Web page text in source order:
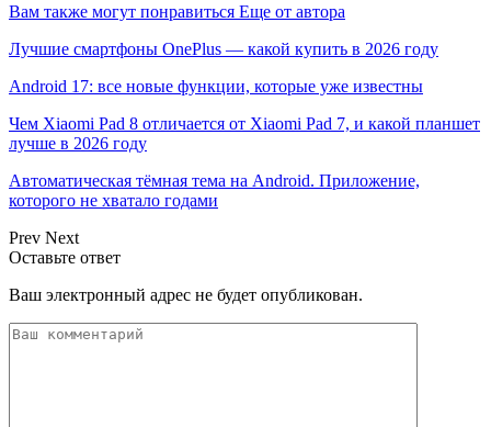
Вам также могут понравиться Еще от автора
Лучшие смартфоны OnePlus — какой купить в 2026 году
Android 17: все новые функции, которые уже известны
Чем Xiaomi Pad 8 отличается от Xiaomi Pad 7, и какой планшет
лучше в 2026 году
Автоматическая тёмная тема на Android. Приложение,
которого не хватало годами
Prev Next
Оставьте ответ
Ваш электронный адрес не будет опубликован.